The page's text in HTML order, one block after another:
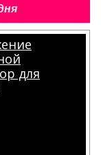
для